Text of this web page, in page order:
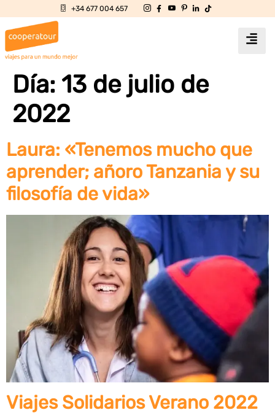
+34 677 004 657
Día: 13 de julio de
2022
Laura: «Tenemos mucho que
aprender; añoro Tanzania y su
filosofía de vida»
Viajes Solidarios Verano 2022